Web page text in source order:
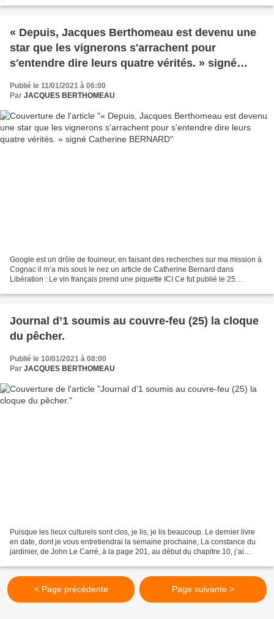
« Depuis, Jacques Berthomeau est devenu une
star que les vignerons s'arrachent pour
s'entendre dire leurs quatre vérités. » signé
Catherine BERNARD
Publié le 11/01/2021 à 06:00
Par JACQUES BERTHOMEAU
Google est un drôle de fouineur, en faisant des recherches sur ma mission à
Cognac il m’a mis sous le nez un article de Catherine Bernard dans
Libération : Le vin français prend une piquette ICI Ce fut publié le 25
Journal d’1 soumis au couvre-feu (25) la cloque
du pêcher.
Publié le 10/01/2021 à 08:00
Par JACQUES BERTHOMEAU
Puisque les lieux culturels sont clos, je lis, je lis beaucoup. Le dernier livre
en date, dont je vous entretiendrai la semaine prochaine, La constance du
jardinier, de John Le Carré, à la page 201, au début du chapitre 10, j’ai
< Page précédente Page suivante >